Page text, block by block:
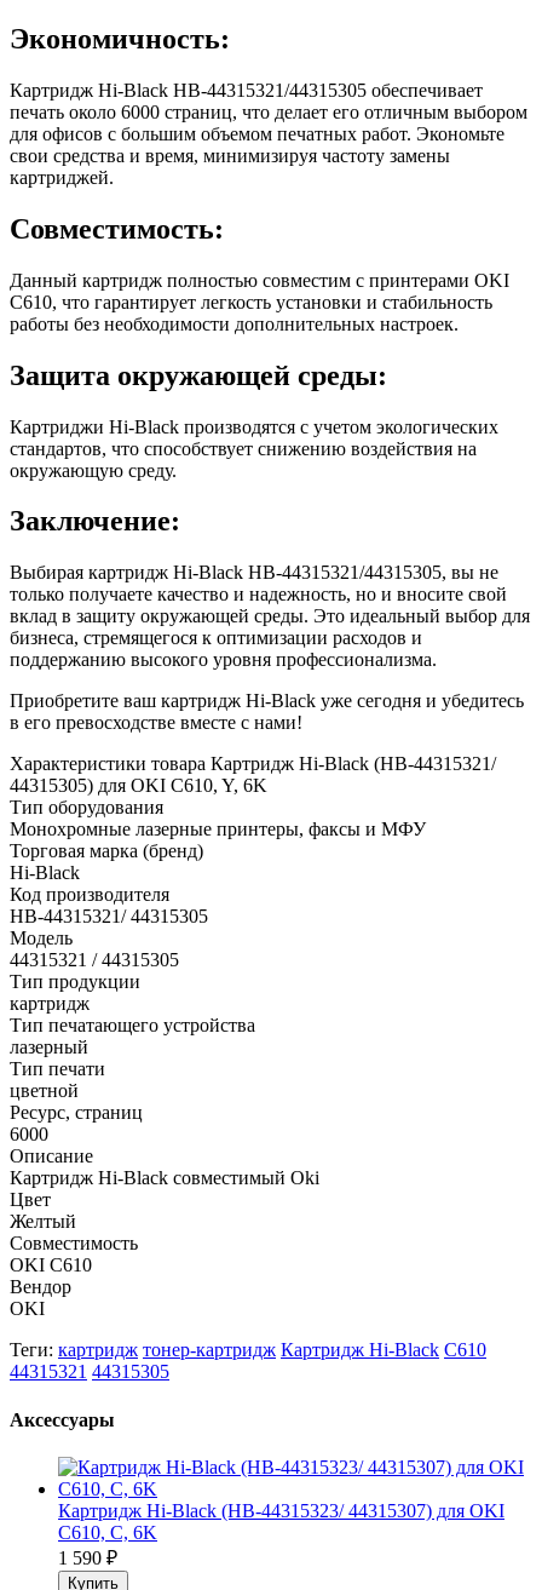
Экономичность:
Картридж Hi-Black HB-44315321/44315305 обеспечивает
печать около 6000 страниц, что делает его отличным выбором
для офисов с большим объемом печатных работ. Экономьте
свои средства и время, минимизируя частоту замены
картриджей.
Совместимость:
Данный картридж полностью совместим с принтерами OKI
C610, что гарантирует легкость установки и стабильность
работы без необходимости дополнительных настроек.
Защита окружающей среды:
Картриджи Hi-Black производятся с учетом экологических
стандартов, что способствует снижению воздействия на
окружающую среду.
Заключение:
Выбирая картридж Hi-Black HB-44315321/44315305, вы не
только получаете качество и надежность, но и вносите свой
вклад в защиту окружающей среды. Это идеальный выбор для
бизнеса, стремящегося к оптимизации расходов и
поддержанию высокого уровня профессионализма.
Приобретите ваш картридж Hi-Black уже сегодня и убедитесь
в его превосходстве вместе с нами!
Характеристики товара Картридж Hi-Black (HB-44315321/
44315305) для OKI C610, Y, 6K
Тип оборудования
Монохромные лазерные принтеры, факсы и МФУ
Торговая марка (бренд)
Hi-Black
Код производителя
HB-44315321/ 44315305
Модель
44315321 / 44315305
Тип продукции
картридж
Тип печатающего устройства
лазерный
Тип печати
цветной
Ресурс, страниц
6000
Описание
Картридж Hi-Black совместимый Oki
Цвет
Желтый
Совместимость
OKI C610
Вендор
OKI
Теги: картридж тонер-картридж Картридж Hi-Black C610
44315321 44315305
Аксессуары
Картридж Hi-Black (HB-44315323/ 44315307) для OKI
C610, C, 6K
1 590 ₽